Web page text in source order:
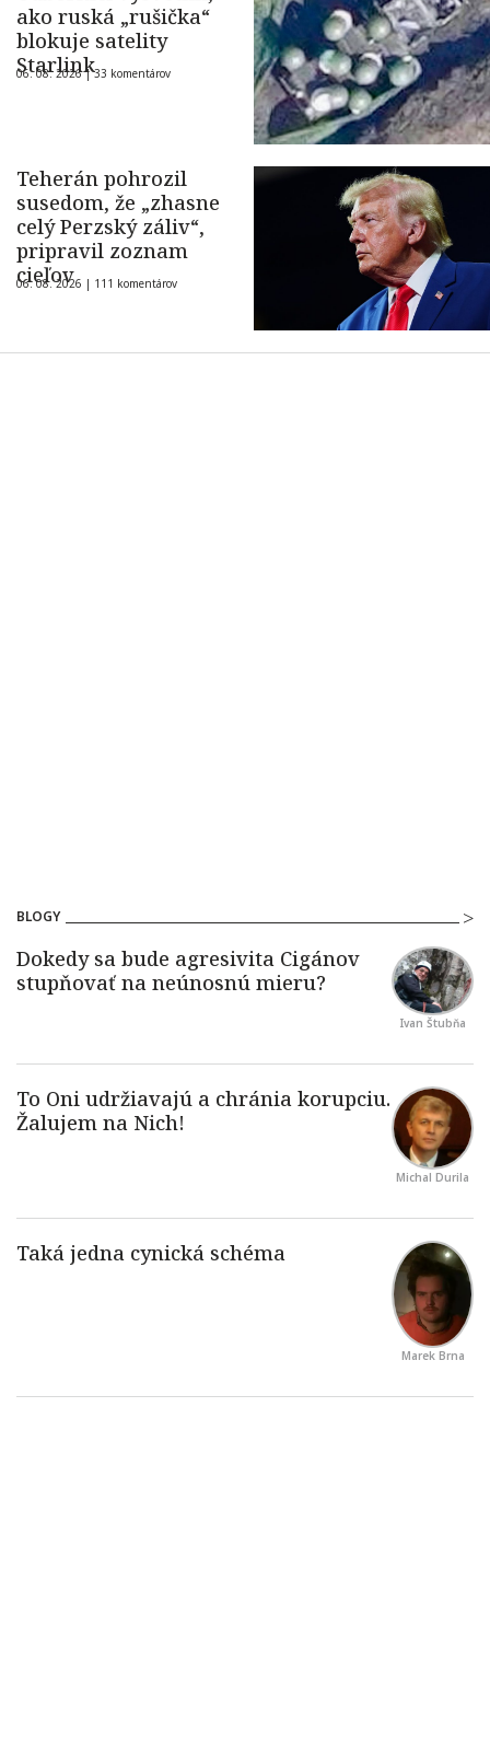
ako ruská „rušička“
blokuje satelity
Starlink
06. 08. 2026 |33 komentárov
Teherán pohrozil
susedom, že „zhasne
celý Perzský záliv“,
pripravil zoznam
cieľov
06. 08. 2026 | 111 komentárov
BLOGY
Ivan Štubňa
Michal Durila
Marek Brna